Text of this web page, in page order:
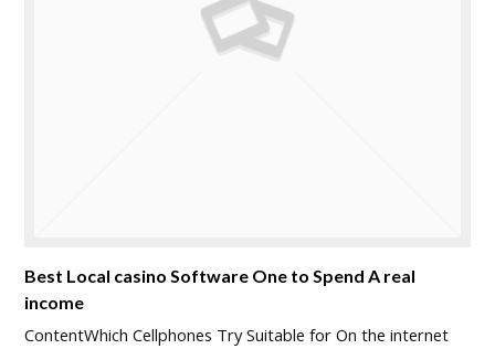
Best Local casino Software One to Spend A real
income
ContentWhich Cellphones Try Suitable for On the internet